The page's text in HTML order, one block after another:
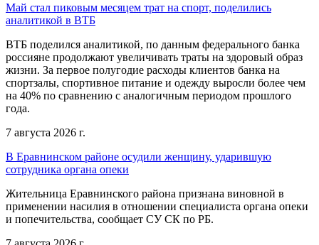
Май стал пиковым месяцем трат на спорт, поделились
аналитикой в ВТБ
ВТБ поделился аналитикой, по данным федерального банка
россияне продолжают увеличивать траты на здоровый образ
жизни. За первое полугодие расходы клиентов банка на
спортзалы, спортивное питание и одежду выросли более чем
на 40% по сравнению с аналогичным периодом прошлого
года.
7 августа 2026 г.
В Еравнинском районе осудили женщину, ударившую
сотрудника органа опеки
Жительница Еравнинского района признана виновной в
применении насилия в отношении специалиста органа опеки
и попечительства, сообщает СУ СК по РБ.